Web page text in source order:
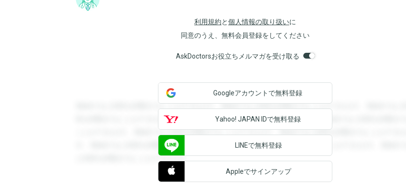
利用規約と個人情報の取り扱いに
同意のうえ、無料会員登録をしてください
AskDoctorsお役立ちメルマガを受け取る
登録すると回答を閲覧することができます。登録すると回答を閲覧することができます。登録すると回
答を閲覧することができます。登録すると回答を閲覧することができます。登録すると回答を閲覧する
ことができます。登録すると回答を閲覧することができます。登録すると回答を閲覧することができま
す。登録すると回答を閲覧することができます。登録すると回答を閲覧することができます。登録する
と回答を閲覧することができます。
Googleアカウントで無料登録
Yahoo! JAPAN IDで無料登録
LINEで無料登録
Appleでサインアップ